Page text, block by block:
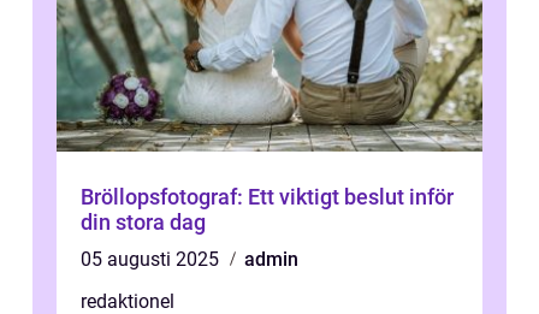
Bröllopsfotograf: Ett viktigt beslut inför
din stora dag
05 augusti 2025
admin
redaktionel